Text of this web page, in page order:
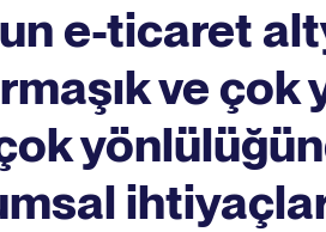
e-ticaret
ve çok